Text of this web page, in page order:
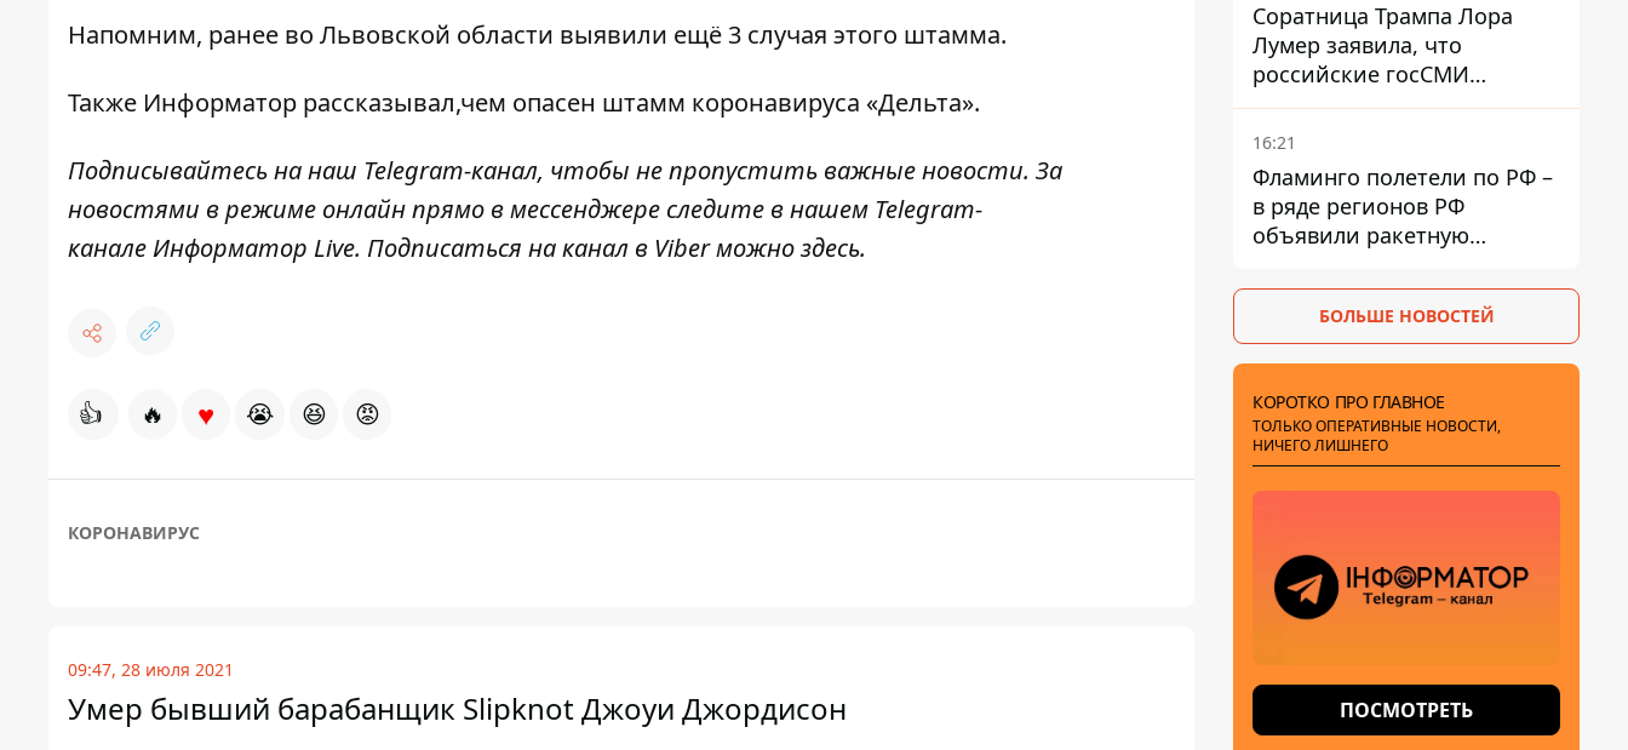
Напомним, ранее во Львовской области выявили ещё 3 случая этого штамма.
Также Информатор рассказывал,чем опасен штамм коронавируса «Дельта».
Подписывайтесь на наш Telegram-канал, чтобы не пропустить важные новости. За
новостями в режиме онлайн прямо в мессенджере следите в нашем Telegram-
канале Информатор Live. Подписаться на канал в Viber можноздесь.
👍 🔥 ♥ 😭 😆 😡
КОРОНАВИРУС
09:47, 28 июля 2021
Умер бывший барабанщик Slipknot Джоуи Джордисон
Соратница Трампа Лора
Лумер заявила, что
российские госСМИ
развернули против нее
пропагандистскую
16:21
Фламинго полетели по РФ –
в ряде регионов РФ
объявили ракетную
БОЛЬШЕ НОВОСТЕЙ
КОРОТКО ПРО ГЛАВНОЕ
ТОЛЬКО ОПЕРАТИВНЫЕ НОВОСТИ,
НИЧЕГО ЛИШНЕГО
ПОСМОТРЕТЬ